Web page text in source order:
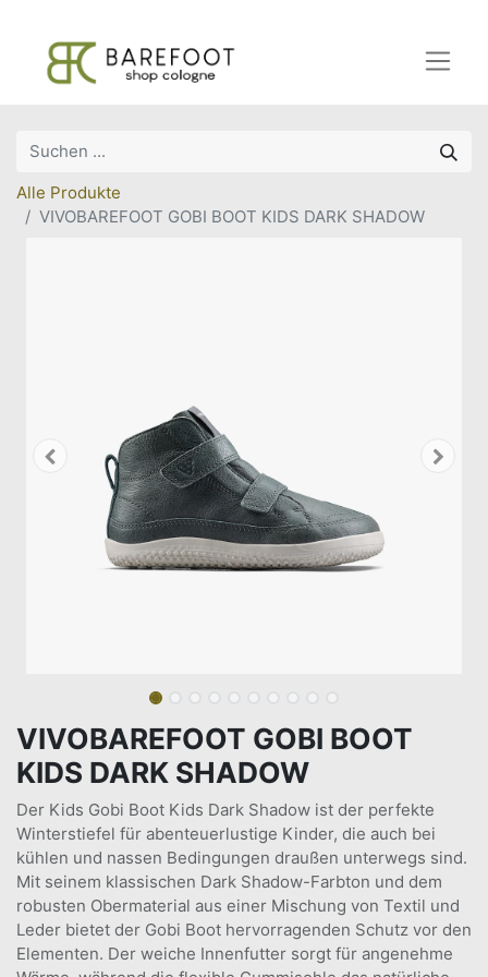
Alle Produkte
VIVOBAREFOOT GOBI BOOT KIDS DARK SHADOW
VIVOBAREFOOT GOBI BOOT
KIDS DARK SHADOW
Der Kids Gobi Boot Kids Dark Shadow ist der perfekte
Winterstiefel für abenteuerlustige Kinder, die auch bei
kühlen und nassen Bedingungen draußen unterwegs sind.
Mit seinem klassischen Dark Shadow-Farbton und dem
robusten Obermaterial aus einer Mischung von Textil und
Leder bietet der Gobi Boot hervorragenden Schutz vor den
Elementen. Der weiche Innenfutter sorgt für angenehme